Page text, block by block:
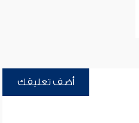
أضف تعليقك